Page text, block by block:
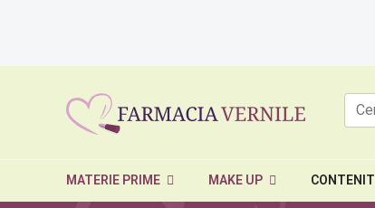
MATERIE PRIME MAKE UP